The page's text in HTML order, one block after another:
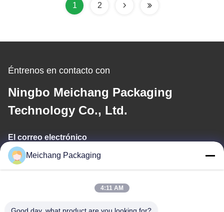
1 2
Éntrenos en contacto con
Ningbo Meichang Packaging
Technology Co., Ltd.
El correo electrónico
meichang1@mcpackaging.cn
Meichang Packaging
4:11 AM